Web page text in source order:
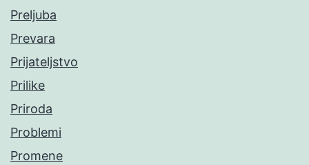
Preljuba
Prevara
Prijateljstvo
Prilike
Priroda
Problemi
Promene